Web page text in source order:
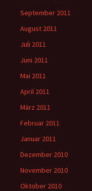
September 2011
August 2011
Juli 2011
Juni 2011
Mai 2011
April 2011
März 2011
Februar 2011
Januar 2011
Dezember 2010
November 2010
Oktober 2010